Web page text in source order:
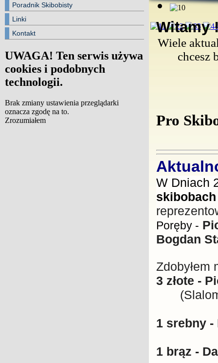
Poradnik Skibobisty
Linki
Kontakt
UWAGA! Ten serwis używa
cookies i podobnych
technologii.
Brak zmiany ustawienia przeglądarki
oznacza zgodę na to.
Zrozumiałem
1 2 3 4
Witamy
Wiele
chcesz
Pro
W Dniach
skibobach
Poręby -
Bogdan
Zdobyłem
3 złote -
(Slalom
1 srebny
1 brąz -